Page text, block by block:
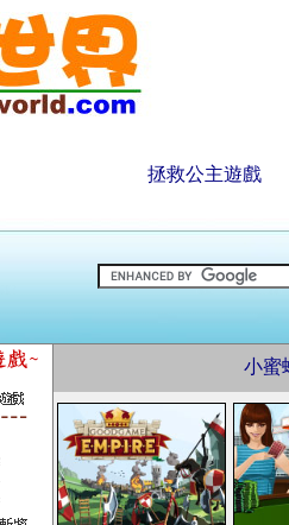
拯救公主遊戲
小蜜